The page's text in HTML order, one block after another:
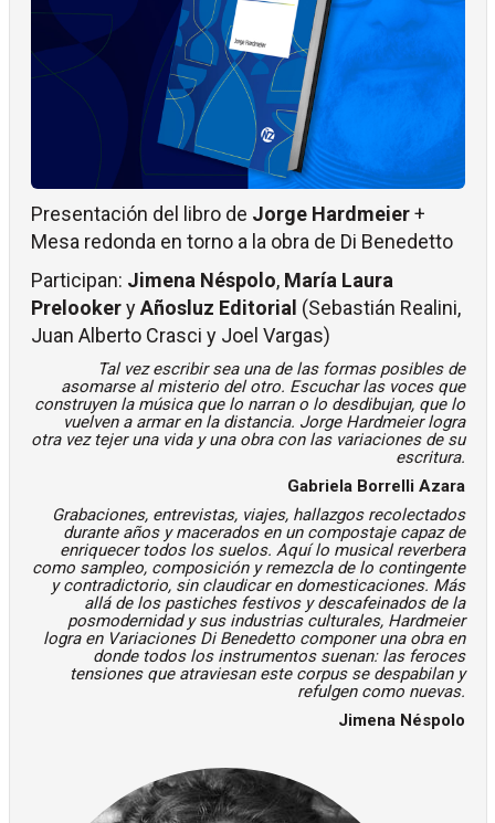
Presentación del libro de Jorge Hardmeier+
Mesa redonda en torno a la obra de Di Benedetto
Participan: Jimena Néspolo, María Laura
PrelookeryAñosluz Editorial (Sebastián Realini,
Juan Alberto Crasci y Joel Vargas)
Tal vez escribir sea una de las formas posibles de
asomarse al misterio del otro. Escuchar las voces que
construyen la música que lo narran o lo desdibujan, que lo
vuelven a armar en la distancia. Jorge Hardmeier logra
otra vez tejer una vida y una obra con las variaciones de su
escritura.
Gabriela Borrelli Azara
Grabaciones, entrevistas, viajes, hallazgos recolectados
durante años y macerados en un compostaje capaz de
enriquecer todos los suelos. Aquí lo musical reverbera
como sampleo, composición y remezcla de lo contingente
y contradictorio, sin claudicar en domesticaciones. Más
allá de los pastiches festivos y descafeinados de la
posmodernidad y sus industrias culturales, Hardmeier
logra en Variaciones Di Benedetto componer una obra en
donde todos los instrumentos suenan: las feroces
tensiones que atraviesan este corpus se despabilan y
refulgen como nuevas.
Jimena Néspolo